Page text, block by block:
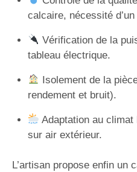
calcaire, nécessité
Vérification de la
tableau électrique.
Isolement de la
rendement et bruit).
Adaptation au
sur air extérieur.
L’artisan propose enfin un